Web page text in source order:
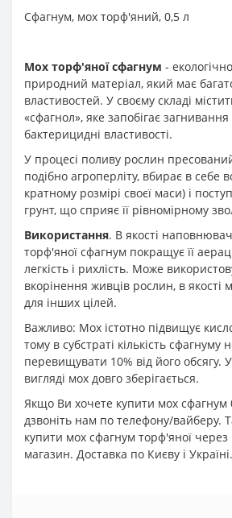
Сфагнум, мох торф'яний, 0,5 л
Мох торф'яної сфагнум -
природний матеріал, який має
властивостей. У своєму складі
«сфагнол», яке запобігає
бактерицидні властивості.
У процесі поливу рослин
подібно агроперліту, вбирає в себе
кратному розмірі своєї маси) і
грунт, що сприяє її рівномірному
Використання. В якості
торф'яної сфагнум покращує її
легкість і рихлість. Може
вкорінення живців рослин, в якості
для інших цілей.
Важливо: Мох істотно підвищує
тому в субстраті кількість сфагнуму
перевищувати 10% від його обсягу.
вигляді мох довго зберігається.
Якщо Ви хочете купити мох сфагнум
дзвоніть нам по телефону/вайберу.
купити мох сфагнум торф'яної
магазин. Доставка по Києву і Україні.